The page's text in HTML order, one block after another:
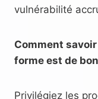
vulnérabilité
Comment
forme est de
Privilégiez les